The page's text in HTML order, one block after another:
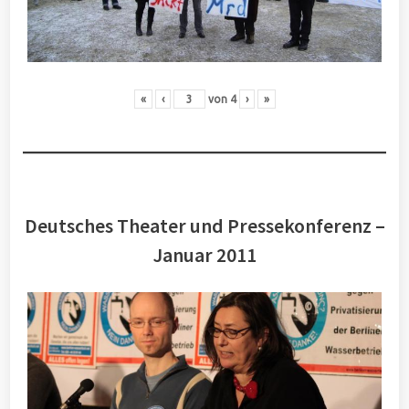
« ‹ von 4 › »
Deutsches Theater und Pressekonferenz –
Januar 2011